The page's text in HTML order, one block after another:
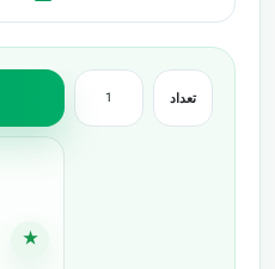
تعداد
★